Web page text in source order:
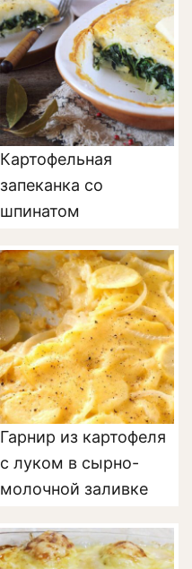
Картофельная
запеканка со
шпинатом
Гарнир из картофеля
с луком в сырно-
молочной заливке